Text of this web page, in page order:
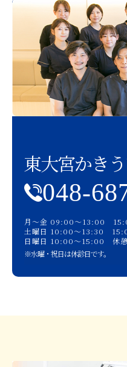
東大宮かき
048-
月〜金 09:00〜13:00
土曜日 10:00〜13:30
日曜日 10:00〜15:00 休
※水曜・祝日は休診日です。